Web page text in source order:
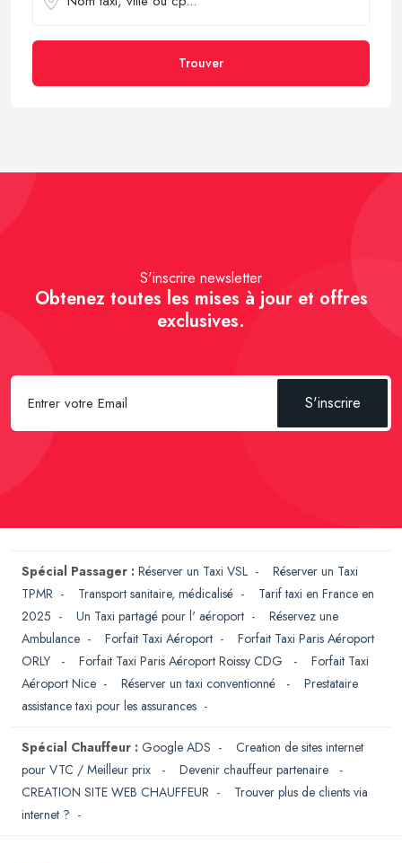
Trouver
S'inscrire newsletter
Obtenez toutes les mises à jour et offres
exclusives.
S'inscrire
Spécial Passager : Réserver un Taxi VSL - Réserver un Taxi
TPMR - Transport sanitaire, médicalisé - Tarif taxi en France en
2025 - Un Taxi partagé pour l' aéroport - Réservez une
Ambulance - Forfait Taxi Aéroport - Forfait Taxi Paris Aéroport
ORLY
- Forfait Taxi Paris Aéroport Roissy CDG - Forfait Taxi
Aéroport Nice - Réserver un taxi conventionné - Prestataire
assistance taxi pour les assurances -
Spécial Chauffeur : Google ADS - Creation de sites internet
pour VTC / Meilleur prix
- Devenir chauffeur partenaire
-
CREATION SITE WEB CHAUFFEUR - Trouver plus de clients via
internet ? -